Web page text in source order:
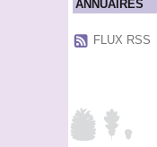
ANNUAIRES
FLUX RSS